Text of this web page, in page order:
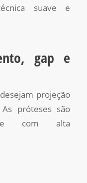
suave e
gap e
projeção
próteses são
com alta